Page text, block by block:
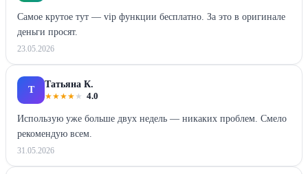
Самое крутое тут — vip функции бесплатно. За это в оригинале
деньги просят.
23.05.2026
Т
Татьяна К.
★★★★ ★ 4.0
Использую уже больше двух недель — никаких проблем. Смело
рекомендую всем.
31.05.2026